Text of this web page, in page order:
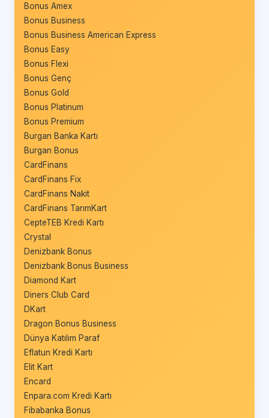
Bonus Amex
Bonus Business
Bonus Business American Express
Bonus Easy
Bonus Flexi
Bonus Genç
Bonus Gold
Bonus Platinum
Bonus Premium
Burgan Banka Kartı
Burgan Bonus
CardFinans
CardFinans Fix
CardFinans Nakit
CardFinans TarımKart
CepteTEB Kredi Kartı
Crystal
Denizbank Bonus
Denizbank Bonus Business
Diamond Kart
Diners Club Card
DKart
Dragon Bonus Business
Dünya Katılım Paraf
Eflatun Kredi Kartı
Elit Kart
Encard
Enpara.com Kredi Kartı
Fibabanka Bonus